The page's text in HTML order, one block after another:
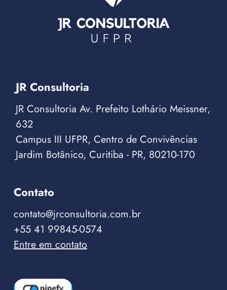
JR Consultoria
JR Consultoria Av. Prefeito Lothário Meissner,
632
Campus III UFPR, Centro de Convivências
Jardim Botânico, Curitiba - PR, 80210-170
Contato
contato@jrconsultoria.com.br
+55 41 99845-0574
Entre em contato